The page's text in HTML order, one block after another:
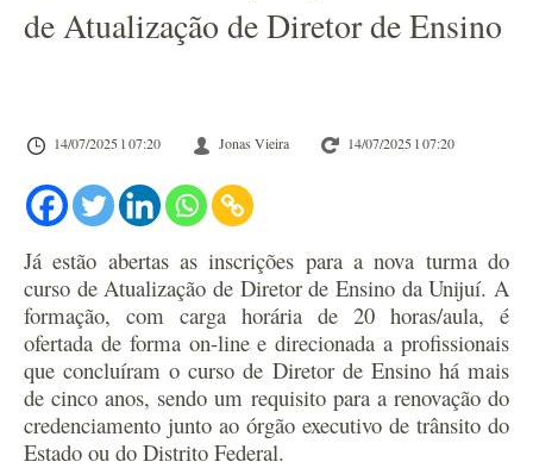
de Atualização de Diretor de Ensino
14/07/2025 l 07:20 Jonas Vieira 14/07/2025 l 07:20
Já estão abertas as inscrições para a nova turma do
curso de Atualização de Diretor de Ensino da Unijuí. A
formação, com carga horária de 20 horas/aula, é
ofertada de forma on-line e direcionada a profissionais
que concluíram o curso de Diretor de Ensino há mais
de cinco anos, sendo um requisito para a renovação do
credenciamento junto ao órgão executivo de trânsito do
Estado ou do Distrito Federal.